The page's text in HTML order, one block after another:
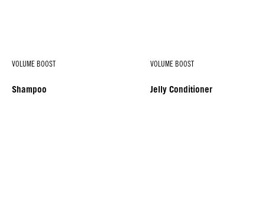
VOLUME BOOST
Shampoo
VOLUME BOOST
Jelly Conditioner